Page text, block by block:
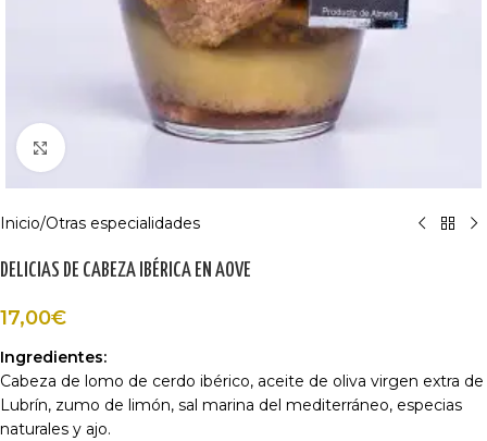
Haga Click para agrandar
Inicio/Otras especialidades
DELICIAS DE CABEZA IBÉRICA EN AOVE
17,00€
Ingredientes:
Cabeza de lomo de cerdo ibérico, aceite de oliva virgen extra de
Lubrín, zumo de limón, sal marina del mediterráneo, especias
naturales y ajo.